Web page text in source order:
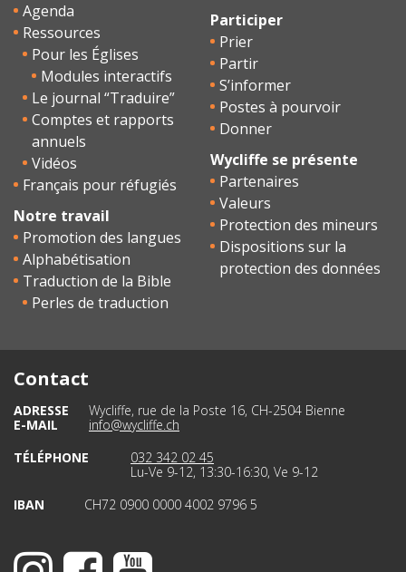
Agenda
Ressources
Pour les Églises
Modules interactifs
Le journal “Traduire”
Comptes et rapports
annuels
Vidéos
Français pour réfugiés
Notre travail
Promotion des langues
Alphabétisation
Traduction de la Bible
Perles de traduction
Participer
Prier
Partir
S’informer
Postes à pourvoir
Donner
Wycliffe se présente
Partenaires
Valeurs
Protection des mineurs
Dispositions sur la
protection des données
Contact
ADRESSE
Wycliffe, rue de la Poste 16, CH-2504 Bienne
E-MAIL
info@wycliffe.ch
TÉLÉPHONE
032 342 02 45
Lu-Ve 9-12, 13:30-16:30, Ve 9-12
IBAN
CH72 0900 0000 4002 9796 5